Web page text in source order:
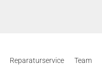
Reparaturservice Team